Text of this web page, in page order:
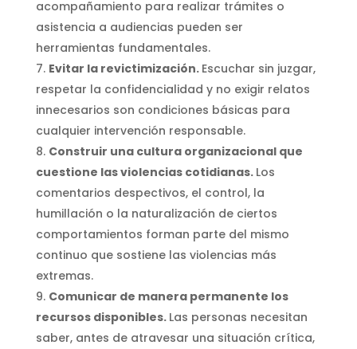
acompañamiento para realizar trámites o
asistencia a audiencias pueden ser
herramientas fundamentales.
Evitar la revictimización. Escuchar sin juzgar,
respetar la confidencialidad y no exigir relatos
innecesarios son condiciones básicas para
cualquier intervención responsable.
Construir una cultura organizacional que
cuestione las violencias cotidianas. Los
comentarios despectivos, el control, la
humillación o la naturalización de ciertos
comportamientos forman parte del mismo
continuo que sostiene las violencias más
extremas.
Comunicar de manera permanente los
recursos disponibles. Las personas necesitan
saber, antes de atravesar una situación crítica,